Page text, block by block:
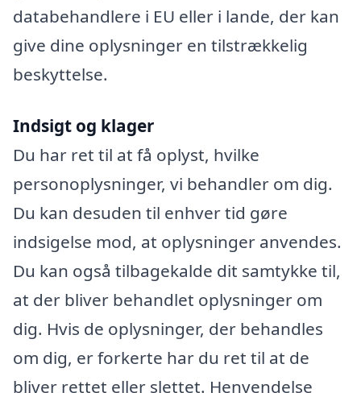
databehandlere i EU eller i lande, der kan
give dine oplysninger en tilstrækkelig
beskyttelse.
Indsigt og klager
Du har ret til at få oplyst, hvilke
personoplysninger, vi behandler om dig.
Du kan desuden til enhver tid gøre
indsigelse mod, at oplysninger anvendes.
Du kan også tilbagekalde dit samtykke til,
at der bliver behandlet oplysninger om
dig. Hvis de oplysninger, der behandles
om dig, er forkerte har du ret til at de
bliver rettet eller slettet. Henvendelse